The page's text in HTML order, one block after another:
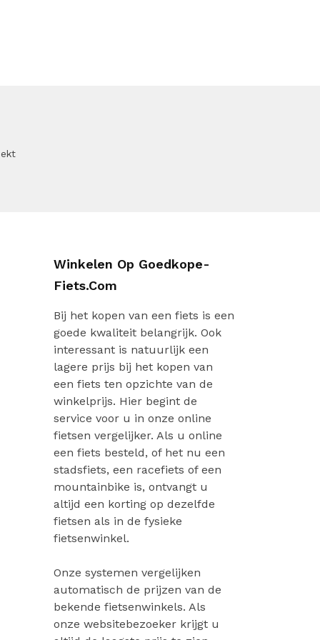
Winkelen Op Goedkope-
Fiets.com
Bij het kopen van een fiets is een
goede kwaliteit belangrijk. Ook
interessant is natuurlijk een
lagere prijs bij het kopen van
een fiets ten opzichte van de
winkelprijs. Hier begint de
service voor u in onze online
fietsen vergelijker. Als u online
een fiets besteld, of het nu een
stadsfiets, een racefiets of een
mountainbike is, ontvangt u
altijd een korting op dezelfde
fietsen als in de fysieke
fietsenwinkel.
Onze systemen vergelijken
automatisch de prijzen van de
bekende fietsenwinkels. Als
onze websitebezoeker krijgt u